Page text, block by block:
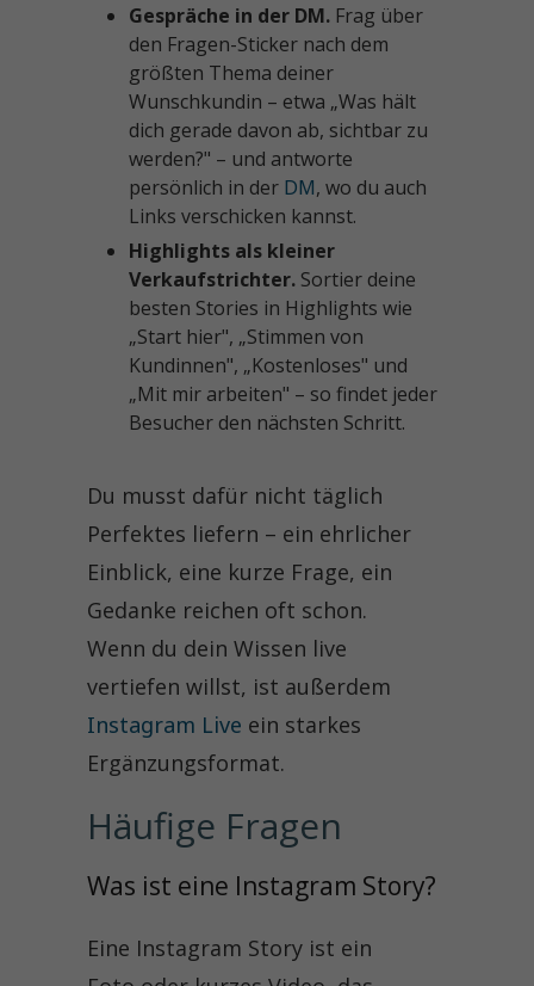
Gespräche in der DM. Frag über
den Fragen-Sticker nach dem
größten Thema deiner
Wunschkundin – etwa „Was hält
dich gerade davon ab, sichtbar zu
werden?" – und antworte
persönlich in der DM, wo du auch
Links verschicken kannst.
Highlights als kleiner
Verkaufstrichter. Sortier deine
besten Stories in Highlights wie
„Start hier", „Stimmen von
Kundinnen", „Kostenloses" und
„Mit mir arbeiten" – so findet jeder
Besucher den nächsten Schritt.
Du musst dafür nicht täglich
Perfektes liefern – ein ehrlicher
Einblick, eine kurze Frage, ein
Gedanke reichen oft schon.
Wenn du dein Wissen live
vertiefen willst, ist außerdem
Instagram Live ein starkes
Ergänzungsformat.
Häufige Fragen
Was ist eine Instagram Story?
Eine Instagram Story ist ein